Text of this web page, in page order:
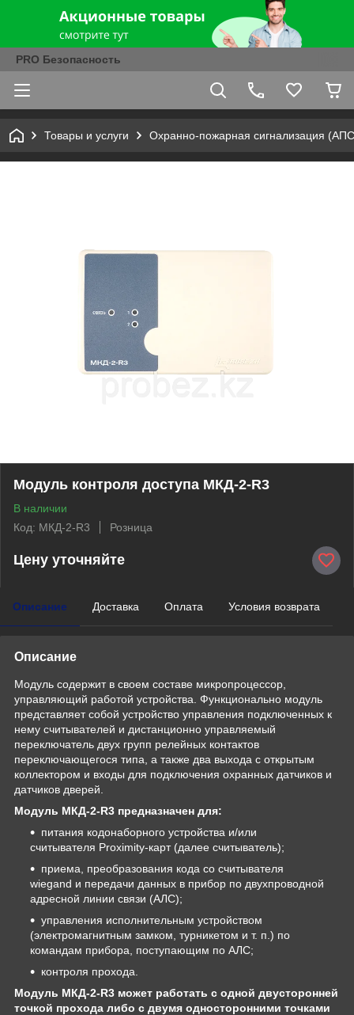
PRO Безопасность
Товары и услуги Охранно-пожарная сигнализация
Модуль контроля доступа МКД-2-R3
В наличии
Код: МКД-2-R3
Розница
Цену уточняйте
Описание Доставка Оплата Условия возврата
Описание
Модуль содержит в своем составе микропроцессор,
управляющий работой устройства. Функционально модуль
представляет собой устройство управления подключенных к
нему считывателей и дистанционно управляемый
переключатель двух групп релейных контактов
переключающегося типа, а также два выхода с открытым
коллектором и входы для подключения охранных датчиков и
датчиков дверей.
Модуль МКД-2-R3 предназначен для:
питания кодонаборного устройства и/или
считывателя Proximity-карт (далее считыватель);
приема, преобразования кода со считывателя
wiegand и передачи данных в прибор по двухпроводной
адресной линии связи (АЛС);
управления исполнительным устройством
(электромагнитным замком, турникетом и т. п.) по
командам прибора, поступающим по АЛС;
контроля прохода.
Модуль МКД-2-R3 может работать с одной двусторонней
точкой прохода либо с двумя односторонними точками